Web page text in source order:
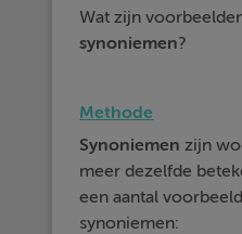
Wat zijn
synoniemen?
Methode
Synoniemen zijn
meer dezelfde
een aantal
synoniemen: